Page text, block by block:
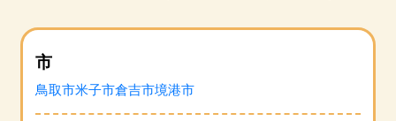
市
鳥取市米子市倉吉市境港市